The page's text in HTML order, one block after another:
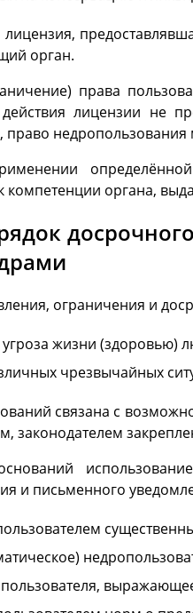
орган.
права
лицензии не
право
компетенции органа,
ограничения и
жизни (здоровью)
чрезвычайных
связана с
законодателем
и письменного